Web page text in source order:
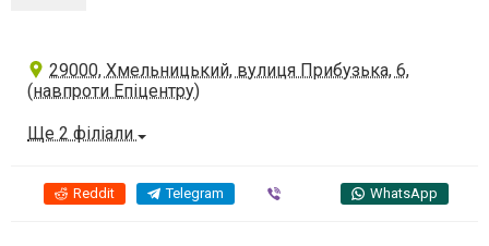
29000, Хмельницький, вулиця Прибузька, 6,
(навпроти Епіцентру)
Ще 2 філіали
Reddit Telegram WhatsApp